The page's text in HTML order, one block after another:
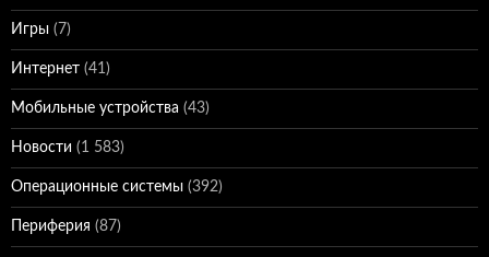
Игры (7)
Интернет (41)
Мобильные устройства (43)
Новости (1 583)
Операционные системы (392)
Периферия (87)